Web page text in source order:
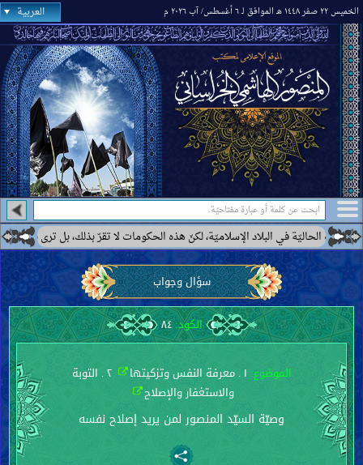
الخميس ٢٢ صفر ١٤٤٨ هـ الموافق لـ ٦ أغسطس/ آب ٢٠٢٦ م العربية
الإسلاميّة، لكنّ هذه الحكومات لا تقرّ بذلك، بل ترى بعضها كحكومة إيران
سؤال وجواب
الكود:٨٤
الموضوع: ١ . معرفة النفس وتزكيتها
٢ . التوبة
والاستغفار والإصلاح
وصيّة السيّد المنصور لمن يريد إصلاح نفسه